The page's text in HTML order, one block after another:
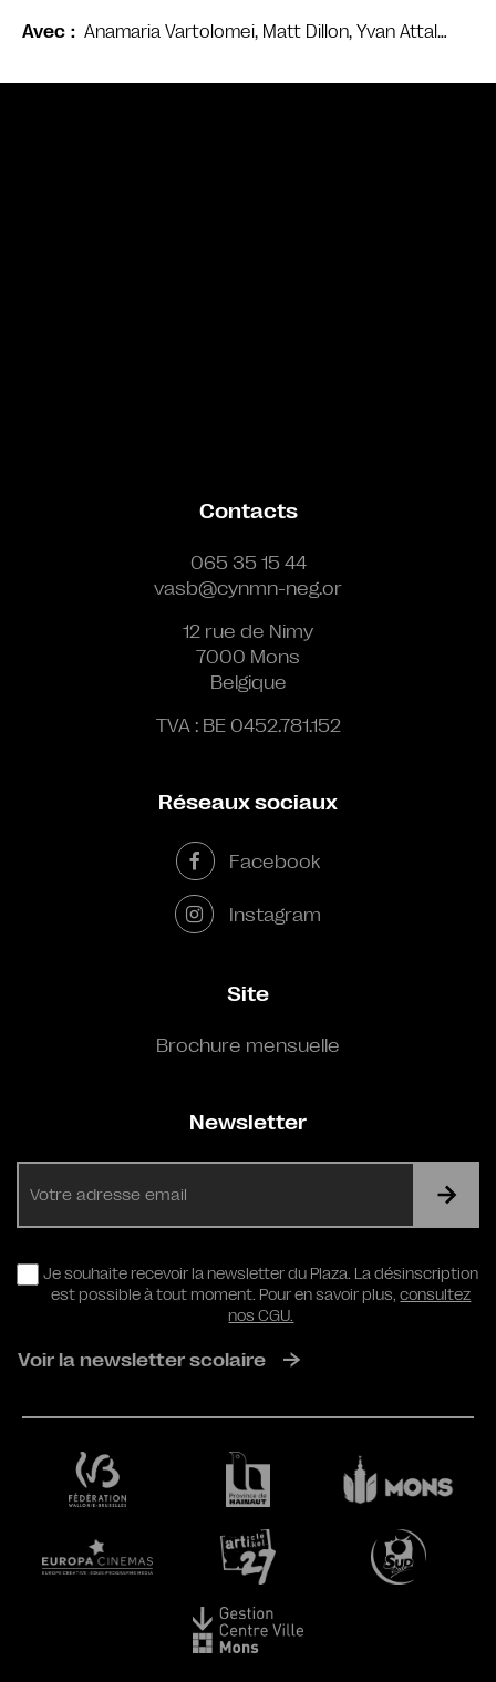
Avec Anamaria Vartolomei, Matt Dillon, Yvan Attal…
Contacts
065 35 15 44
vasb@cynmn-neg.or
12 rue de Nimy
7000 Mons
Belgique
TVA : BE 0452.781.152
Réseaux sociaux
Facebook
Instagram
Site
Brochure mensuelle
Newsletter
RGPD
Je souhaite recevoir la newsletter du Plaza. La désinscription
est possible à tout moment. Pour en savoir plus,consultez
nos CGU.
Voir la newsletter scolaire